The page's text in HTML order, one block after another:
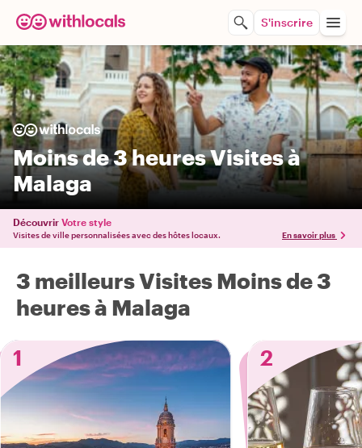
S'inscrire
Moins de 3 heures Visites à
Malaga
Découvrir Votre style
Visites de ville personnalisées avec des hôtes locaux. En savoir plus
3 meilleurs Visites Moins de 3
heures à Malaga
1
2